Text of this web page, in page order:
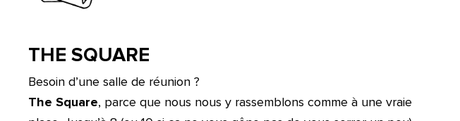
THE SQUARE
Besoin d’une salle de réunion ?
The Square, parce que nous nous y rassemblons comme à une vraie